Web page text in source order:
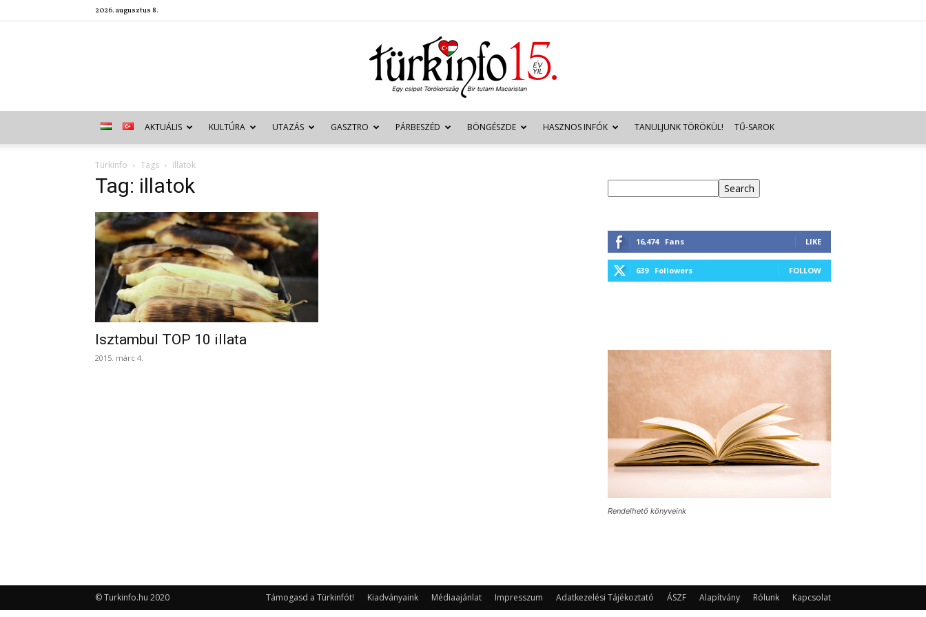
2026. augusztus 8.
Türkinfo
AKTUÁLIS KULTÚRA UTAZÁS GASZTRO PÁRBESZÉD BÖNGÉSZDE HASZNOS INFÓK TANULJUNK TÖRÖKÜL! TŰ-SAROK
Türkinfo Tags Illatok
Tag: illatok
Isztambul TOP 10 illata
2015. márc 4.
Search
16,474 Fans LIKE
639 Followers FOLLOW
Rendelhető könyveink
Támogasd a Türkinfót! Kiadványaink Médiaajánlat Impresszum Adatkezelési Tájékoztató ÁSZF Alapítvány Rólunk Kapcsolat
© Turkinfo.hu 2020